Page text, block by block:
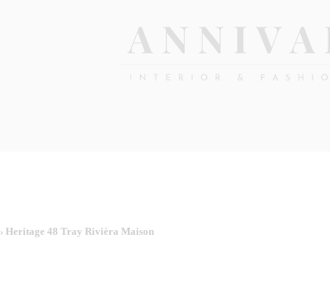
› Heritage 48 Tray Rivièra Maison